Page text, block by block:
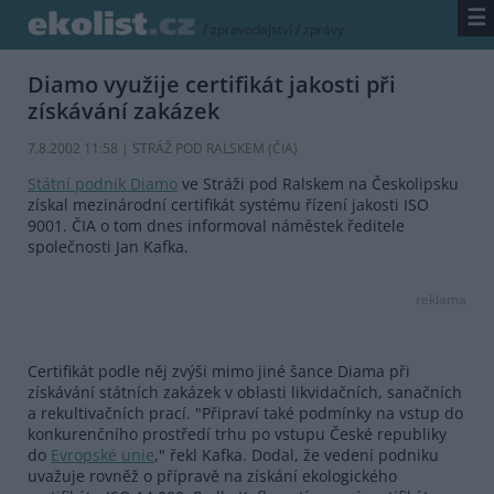
/ zpravodajství / zprávy ☰
Diamo využije certifikát jakosti při
získávání zakázek
7.8.2002 11:58 | STRÁŽ POD RALSKEM (ČIA)
Státní podnik Diamo ve Stráži pod Ralskem na Českolipsku
získal mezinárodní certifikát systému řízení jakosti ISO
9001. ČIA o tom dnes informoval náměstek ředitele
společnosti Jan Kafka.
reklama
Certifikát podle něj zvýši mimo jiné šance Diama při
získávání státních zakázek v oblasti likvidačních, sanačních
a rekultivačních prací. "Připraví také podmínky na vstup do
konkurenčního prostředí trhu po vstupu České republiky
do Evropské unie," řekl Kafka. Dodal, že vedení podniku
uvažuje rovněž o přípravě na získání ekologického